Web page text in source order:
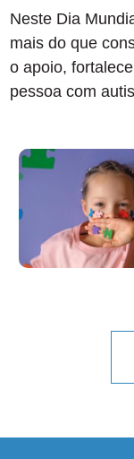
Neste Dia
mais do que
o apoio,
pessoa com